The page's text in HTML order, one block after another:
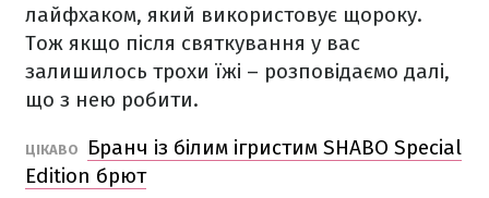
лайфхаком, який використовує щороку.
Тож якщо після святкування у вас
залишилось трохи їжі – розповідаємо далі,
що з нею робити.
ЦІКАВО
Бранч із білим ігристим SHABO Special
Edition брют